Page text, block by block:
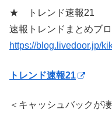
★ トレンド速報21
速報トレンドまとめブ
https://blog.livedoor.jp/
トレンド速報21
＜キャッシュバックが